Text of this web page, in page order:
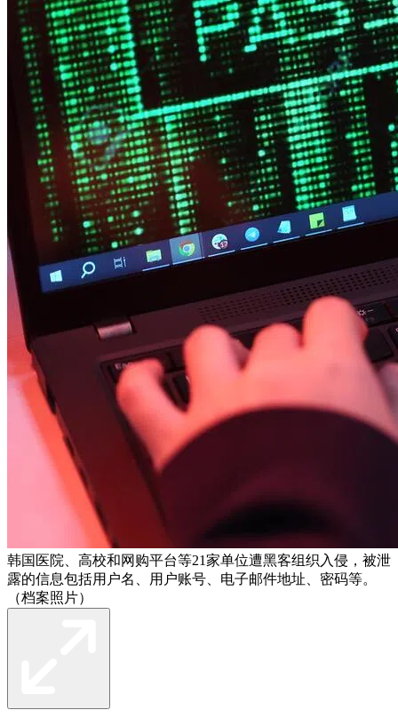
韩国医院、高校和网购平台等21家单位遭黑客组织入侵，被泄
露的信息包括用户名、用户账号、电子邮件地址、密码等。
（档案照片）